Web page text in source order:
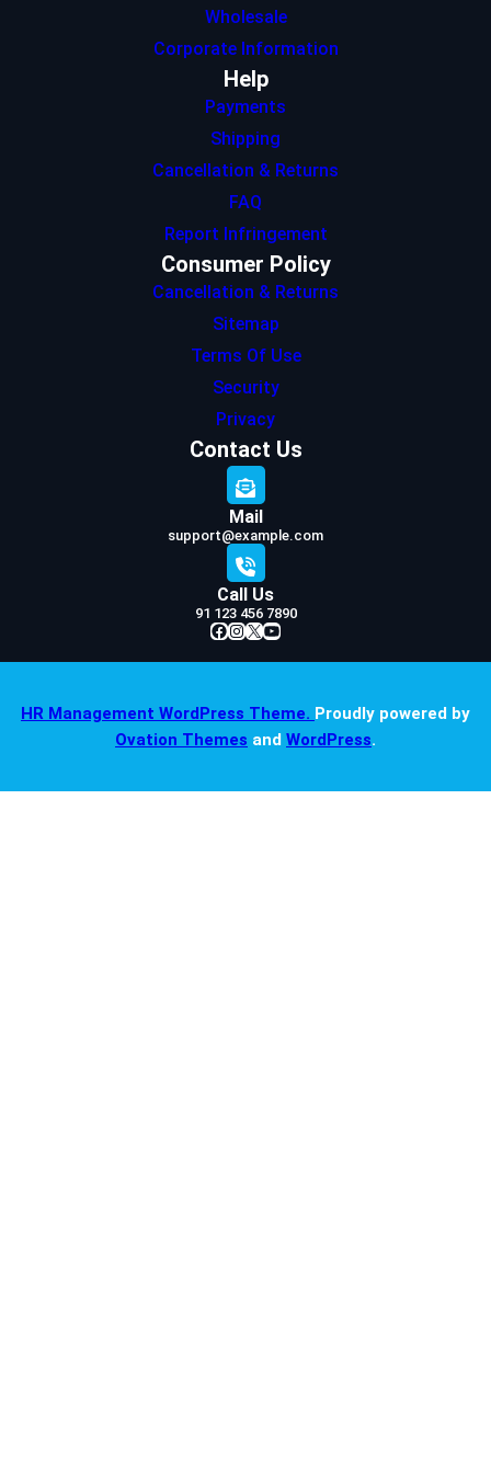
Wholesale
Corporate Information
Help
Payments
Shipping
Cancellation & Returns
FAQ
Report Infringement
Consumer Policy
Cancellation & Returns
Sitemap
Terms Of Use
Security
Privacy
Contact Us
Mail
support@example.com
Call Us
91 123 456 7890
Facebook InstagramX YouTube
HR Management WordPress Theme. Proudly powered by
Ovation Themes and WordPress.